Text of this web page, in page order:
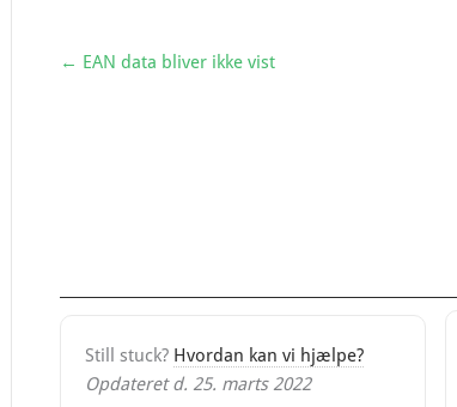
← EAN data bliver ikke vist
Still stuck? Hvordan kan vi hjælpe?
Opdateret d. 25. marts 2022